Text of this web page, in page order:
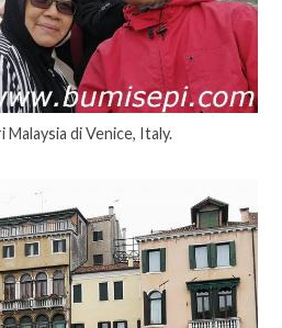
Malaysia di Venice, Italy.